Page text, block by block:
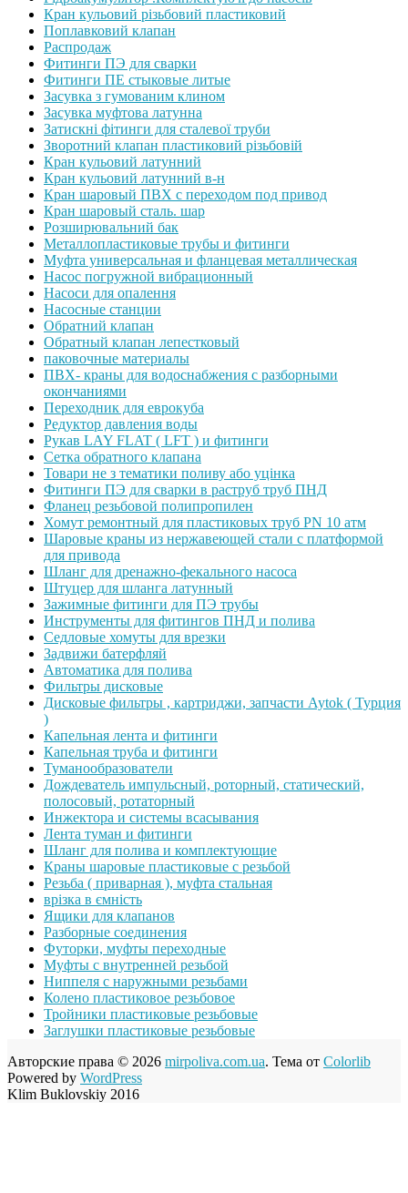
Кран кульовий різьбовий пластиковий
Поплавковий клапан
Распродаж
Фитинги ПЭ для сварки
Фитинги ПЕ стыковые литые
Засувка з гумованим клином
Засувка муфтова латунна
Затискні фітинги для сталевої труби
Зворотний клапан пластиковий різьбовій
Кран кульовий латунний
Кран кульовий латунний в-н
Кран шаровый ПВХ с переходом под привод
Кран шаровый сталь. шар
Розширювальний бак
Металлопластиковые трубы и фитинги
Муфта универсальная и фланцевая металлическая
Насос погружной вибрационный
Насоси для опалення
Насосные станции
Обратний клапан
Обратный клапан лепестковый
паковочные материалы
ПВХ- краны для водоснабжения с разборными
окончаниями
Переходник для еврокуба
Редуктор давления воды
Рукав LAY FLAT ( LFT ) и фитинги
Сетка обратного клапана
Товари не з тематики поливу або уцінка
Фитинги ПЭ для сварки в раструб труб ПНД
Фланец резьбовой полипропилен
Хомут ремонтный для пластиковых труб PN 10 атм
Шаровые краны из нержавеющей стали с платформой
для привода
Шланг для дренажно-фекального насоса
Штуцер для шланга латунный
Зажимные фитинги для ПЭ трубы
Инструменты для фитингов ПНД и полива
Седловые хомуты для врезки
Задвижи батерфляй
Автоматика для полива
Фильтры дисковые
Дисковые фильтры , картриджи, запчасти Aytok ( Турция
)
Капельная лента и фитинги
Капельная труба и фитинги
Туманообразователи
Дождеватель импульсный, роторный, статический,
полосовый, ротаторный
Инжектора и системы всасывания
Лента туман и фитинги
Шланг для полива и комплектующие
Краны шаровые пластиковые с резьбой
Резьба ( приварная ), муфта стальная
врізка в ємність
Ящики для клапанов
Разборные соединения
Футорки, муфты переходные
Муфты с внутренней резьбой
Ниппеля с наружными резьбами
Колено пластиковое резьбовое
Тройники пластиковые резьбовые
Заглушки пластиковые резьбовые
Авторские права © 2026 mirpoliva.com.ua. Тема от Colorlib
Powered by WordPress
Klim Buklovskiy 2016